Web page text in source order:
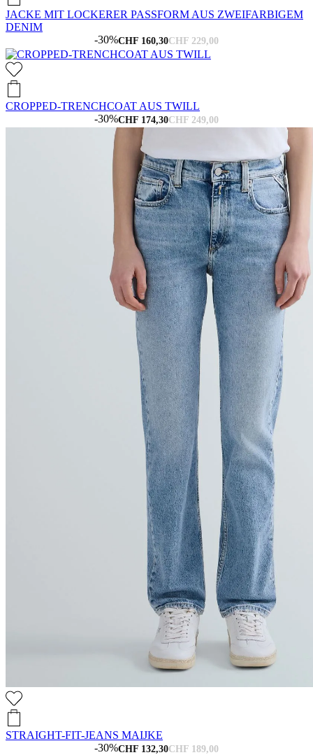
JACKE MIT LOCKERER PASSFORM AUS ZWEIFARBIGEM
DENIM
CHF 229,00
CHF 160,30
-30%
CROPPED-TRENCHCOAT AUS TWILL
CHF 249,00
CHF 174,30
-30%
STRAIGHT-FIT-JEANS MAIJKE
CHF 189,00
CHF 132,30
-30%